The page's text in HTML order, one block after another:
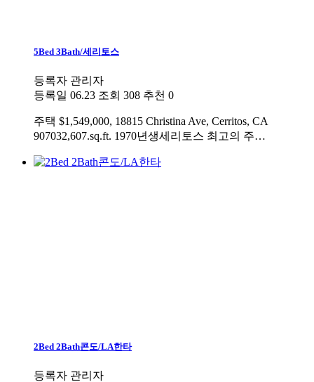
5Bed 3Bath/세리토스
등록자 관리자
등록일 06.23 조회 308 추천 0
주택 $1,549,000, 18815 Christina Ave, Cerritos, CA
907032,607.sq.ft. 1970년생세리토스 최고의 주…
2Bed 2Bath콘도/LA한타
등록자 관리자